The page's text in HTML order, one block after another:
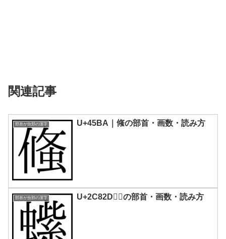
関連記事
部首が虫部の漢字 U+45BA｜䖺の部首・画数・読み方
部首が虫部の漢字 U+2C82D｜𬠭の部首・画数・読み方